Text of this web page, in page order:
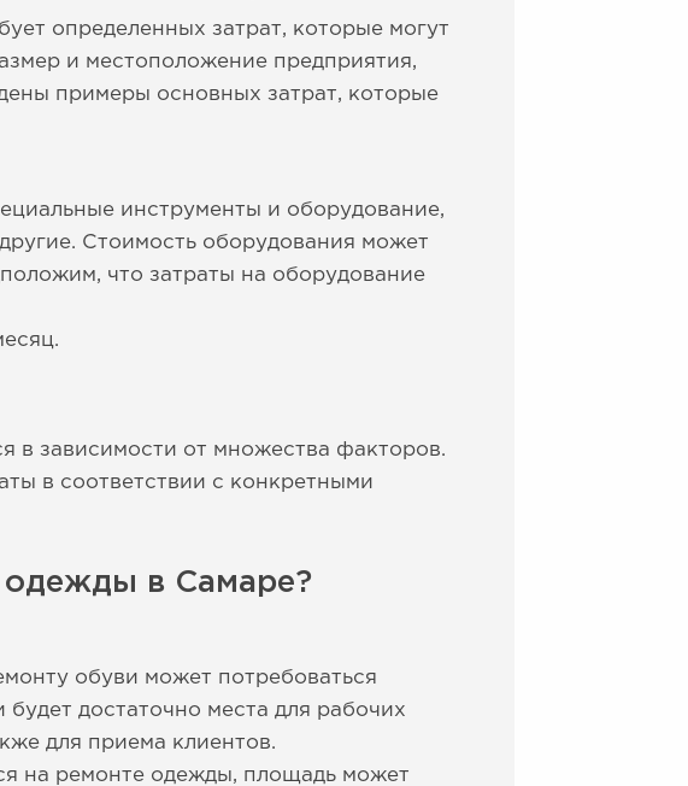
определенных затрат, которые могут
и местоположение предприятия,
примеры основных затрат, которые
инструменты и оборудование,
Стоимость оборудования может
что затраты на оборудование
в зависимости от множества факторов.
в соответствии с конкретными
в Самаре?
обуви может потребоваться
достаточно места для рабочих
для приема клиентов.
на ремонте одежды, площадь может